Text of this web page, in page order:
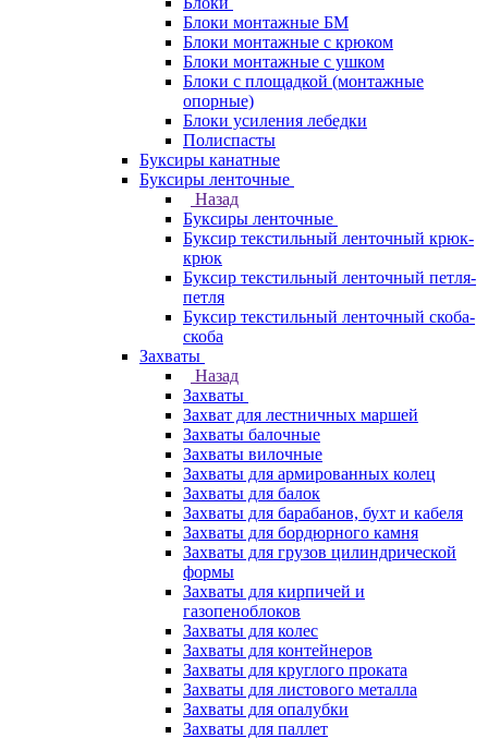
Блоки монтажные БМ
Блоки монтажные с крюком
Блоки монтажные с ушком
Блоки с площадкой (монтажные
опорные)
Блоки усиления лебедки
Полиспасты
Буксиры канатные
Буксиры ленточные
Назад
Буксиры ленточные
Буксир текстильный ленточный крюк-
крюк
Буксир текстильный ленточный петля-
петля
Буксир текстильный ленточный скоба-
скоба
Захваты
Назад
Захваты
Захват для лестничных маршей
Захваты балочные
Захваты вилочные
Захваты для армированных колец
Захваты для балок
Захваты для барабанов, бухт и кабеля
Захваты для бордюрного камня
Захваты для грузов цилиндрической
формы
Захваты для кирпичей и
газопеноблоков
Захваты для колес
Захваты для контейнеров
Захваты для круглого проката
Захваты для листового металла
Захваты для опалубки
Захваты для паллет